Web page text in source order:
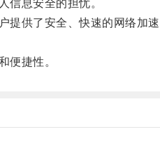
息安全的担忧。
供了安全、快速的网络加速
捷性。